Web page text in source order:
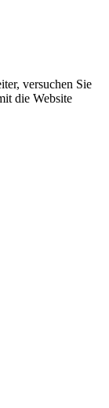
versuchen Sie
die Website